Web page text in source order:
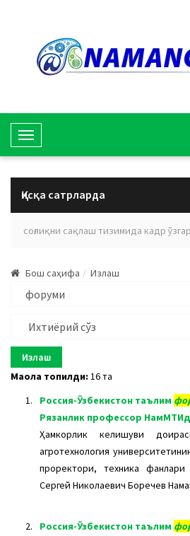
T
o
g
v
i
a
i
o
Қисқа сатрларда
соғлиқни сақлаш тизимида кадр
Бош саҳифа Излаш
Мақола топилди: 16 та
1.
Россия-Ўзбекистон таълим
Рязанлик профессор
Ҳамкорлик келишуви
агротехнология
проректори, техника
Сергей Николаевич Боречев
2. Россия-Ўзбекистон таълим